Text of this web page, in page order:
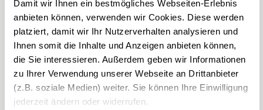
Damit wir Ihnen ein bestmögliches Webseiten-Erlebnis
anbieten können, verwenden wir Cookies. Diese werden
platziert, damit wir Ihr Nutzerverhalten analysieren und
Ihnen somit die Inhalte und Anzeigen anbieten können,
die Sie interessieren. Außerdem geben wir Informationen
zu Ihrer Verwendung unserer Webseite an Drittanbieter
(z.B. soziale Medien) weiter. Sie können Ihre Einwilligung
jederzeit ändern oder widerrufen.
griechenland-familienreisen
@erlebe.de